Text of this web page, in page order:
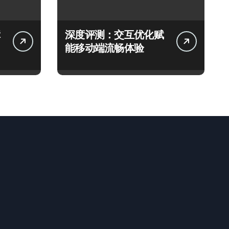
深度评测：交互优化赋
能移动端流畅体验